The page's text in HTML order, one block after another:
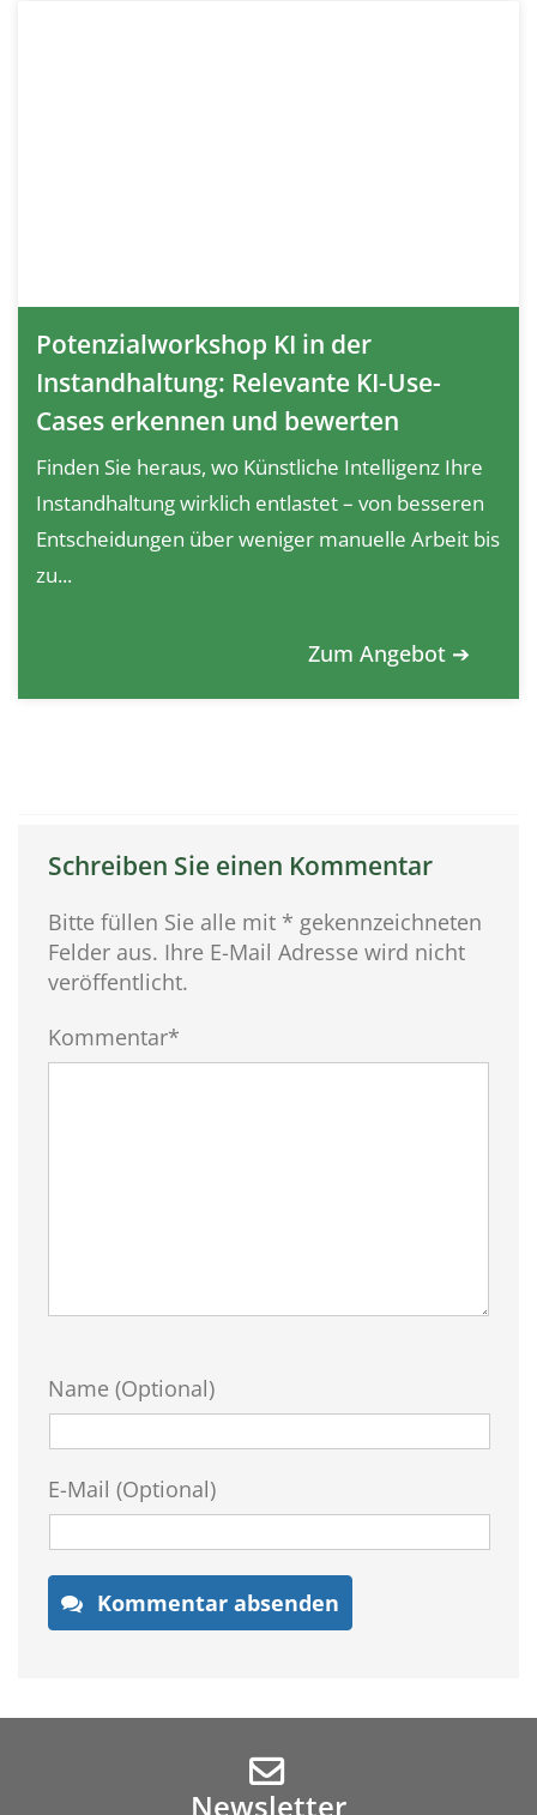
Potenzialworkshop KI in der
Instandhaltung: Relevante KI-Use-
Cases erkennen und bewerten
Finden Sie heraus, wo Künstliche Intelligenz Ihre
Instandhaltung wirklich entlastet – von besseren
Entscheidungen über weniger manuelle Arbeit bis
zu...
Zum Angebot ➔
Schreiben Sie einen Kommentar
Bitte füllen Sie alle mit * gekennzeichneten
Felder aus. Ihre E-Mail Adresse wird nicht
veröffentlicht.
Kommentar*
Name (Optional)
E-Mail (Optional)
Kommentar absenden
Newsletter